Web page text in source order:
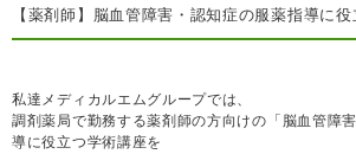
【薬剤師】脳血管障害・認知症の服薬指導に
私達メディカルエムグループでは、
調剤薬局で勤務する薬剤師の方向けの「脳血管障
導に役立つ学術講座を